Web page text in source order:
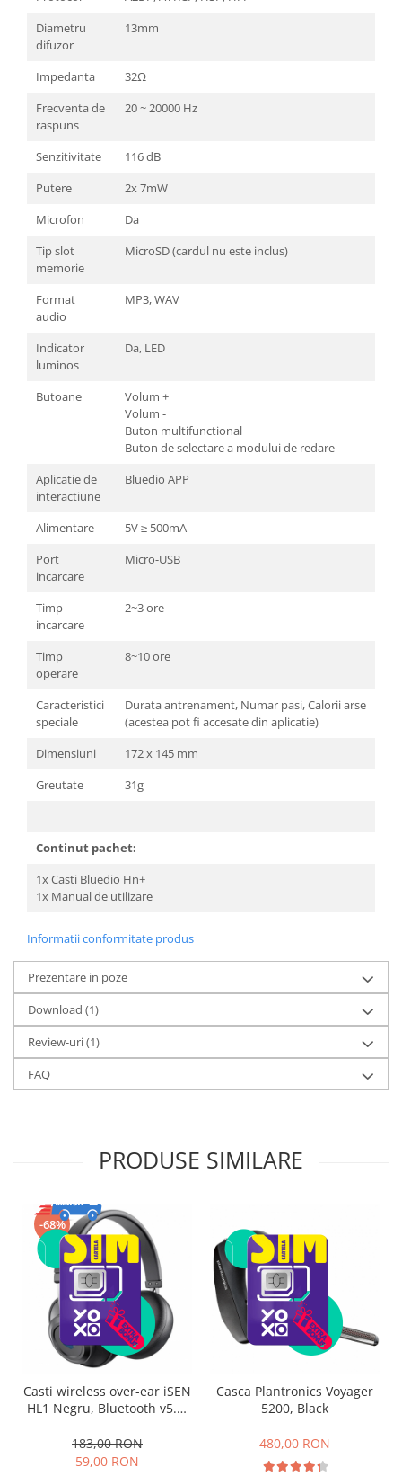
Diametru
difuzor
13mm
Impedanta
32Ω
Frecventa de
raspuns
20 ~ 20000 Hz
Senzitivitate
116 dB
Putere
2x 7mW
Microfon
Da
Tip slot
memorie
MicroSD (cardul nu este inclus)
Format
audio
MP3, WAV
Indicator
luminos
Da, LED
Butoane
Volum +
Volum -
Buton multifunctional
Buton de selectare a modului de redare
Aplicatie de
interactiune
Bluedio APP
Alimentare
5V ≥ 500mA
Port
incarcare
Micro-USB
Timp
incarcare
2~3 ore
Timp
operare
8~10 ore
Caracteristici
speciale
Durata antrenament, Numar pasi, Calorii arse
(acestea pot fi accesate din aplicatie)
Dimensiuni
172 x 145 mm
Greutate
31g
Continut pachet:
1x Casti Bluedio Hn+
1x Manual de utilizare
Informatii conformitate produs
Prezentare in poze
Download (1)
Review-uri(1)
FAQ
PRODUSE SIMILARE
-68%
Casti wireless over-ear iSEN
HL1 Negru, Bluetooth v5.0,
300mAh
183,00 RON
59,00 RON
Casca Plantronics Voyager
5200, Black
480,00 RON